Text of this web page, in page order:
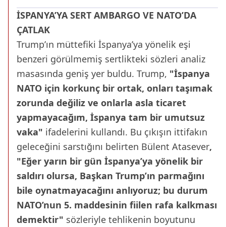
İSPANYA’YA SERT AMBARGO VE NATO’DA
ÇATLAK
Trump’ın müttefiki İspanya’ya yönelik eşi
benzeri görülmemiş sertlikteki sözleri analiz
masasında geniş yer buldu. Trump, "İspanya
NATO için korkunç bir ortak, onları taşımak
zorunda değiliz ve onlarla asla ticaret
yapmayacağım, İspanya tam bir umutsuz
vaka" ifadelerini kullandı. Bu çıkışın ittifakın
geleceğini sarstığını belirten Bülent Atasever,
"Eğer yarın bir gün İspanya’ya yönelik bir
saldırı olursa, Başkan Trump’ın parmağını
bile oynatmayacağını anlıyoruz; bu durum
NATO’nun 5. maddesinin fiilen rafa kalkması
demektir" sözleriyle tehlikenin boyutunu